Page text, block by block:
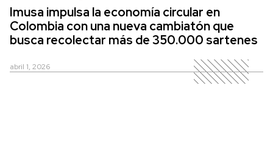
Imusa impulsa la economía circular en
Colombia con una nueva cambiatón que
busca recolectar más de 350.000 sartenes
abril 1, 2026